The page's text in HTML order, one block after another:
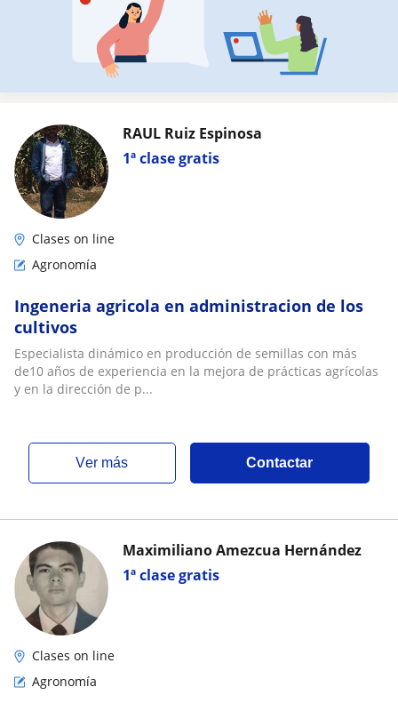
1ª clase gratis
RAUL Ruiz Espinosa
Clases on line
Agronomía
Ingeneria agricola en administracion de los
cultivos
Especialista dinámico en producción de semillas con más
de10 años de experiencia en la mejora de prácticas agrícolas
y en la dirección de p...
ver más Contactar
1ª clase gratis
Maximiliano Amezcua Hernández
Clases on line
Agronomía